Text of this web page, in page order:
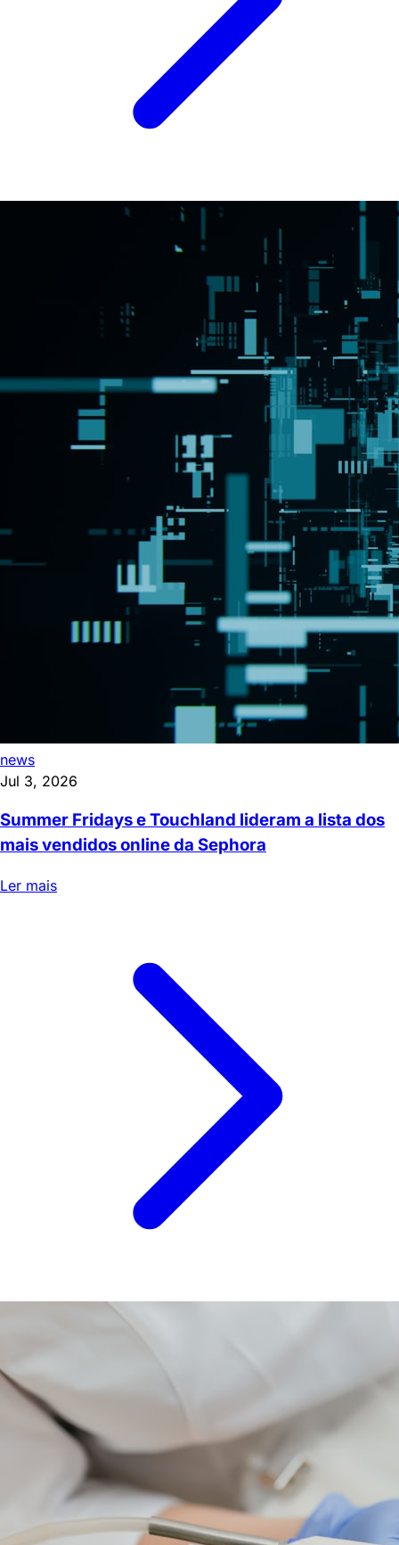
news
Jul 3, 2026
Summer Fridays e Touchland lideram a lista dos
mais vendidos online da Sephora
Ler mais